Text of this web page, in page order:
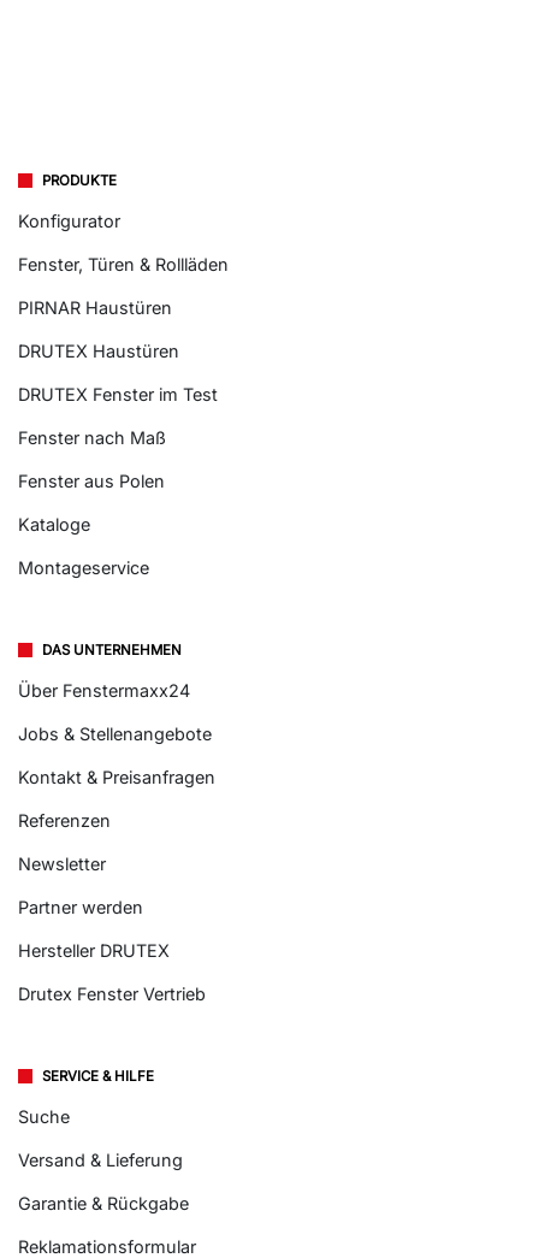
PRODUKTE
Konfigurator
Fenster, Türen & Rollläden
PIRNAR Haustüren
DRUTEX Haustüren
DRUTEX Fenster im Test
Fenster nach Maß
Fenster aus Polen
Kataloge
Montageservice
DAS UNTERNEHMEN
Über Fenstermaxx24
Jobs & Stellenangebote
Kontakt & Preisanfragen
Referenzen
Newsletter
Partner werden
Hersteller DRUTEX
Drutex Fenster Vertrieb
SERVICE & HILFE
Suche
Versand & Lieferung
Garantie & Rückgabe
Reklamationsformular